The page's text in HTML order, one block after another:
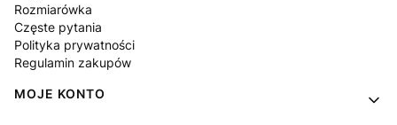
Rozmiarówka
Częste pytania
Polityka prywatności
Regulamin zakupów
MOJE KONTO